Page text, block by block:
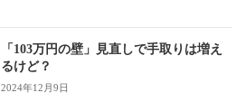
「103万円の壁」見直しで手取りは増え
るけど？
2024年12月9日